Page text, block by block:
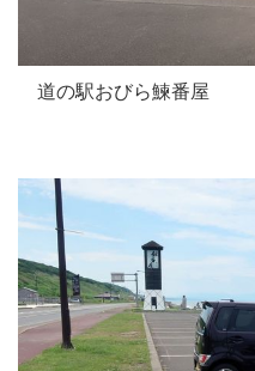
道の駅おびら鰊番屋